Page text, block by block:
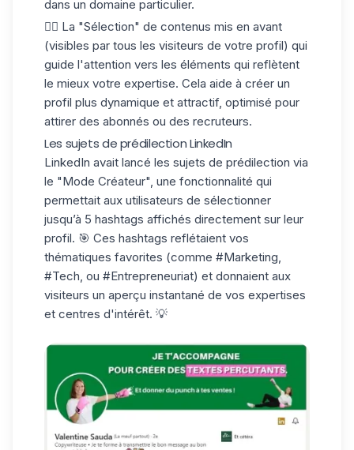
dans un domaine particulier.
✍🏼 La "Sélection" de contenus mis en avant
(visibles par tous les visiteurs de votre profil) qui
guide l'attention vers les éléments qui reflètent
le mieux votre expertise. Cela aide à créer un
profil plus dynamique et attractif, optimisé pour
attirer des abonnés ou des recruteurs.
Les sujets de prédilection LinkedIn
LinkedIn avait lancé les sujets de prédilection via
le "Mode Créateur", une fonctionnalité qui
permettait aux utilisateurs de sélectionner
jusqu’à 5 hashtags affichés directement sur leur
profil. 🎯 Ces hashtags reflétaient vos
thématiques favorites (comme #Marketing,
#Tech, ou #Entrepreneuriat) et donnaient aux
visiteurs un aperçu instantané de vos expertises
et centres d'intérêt. 💡